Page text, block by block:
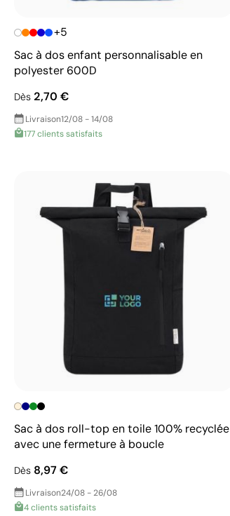
+5
Sac à dos enfant personnalisable en
polyester 600D
Dès 2,70 €
Livraison12/08 - 14/08
177 clients satisfaits
Sac à dos roll-top en toile 100% recyclée
avec une fermeture à boucle
Dès 8,97 €
Livraison24/08 - 26/08
4 clients satisfaits